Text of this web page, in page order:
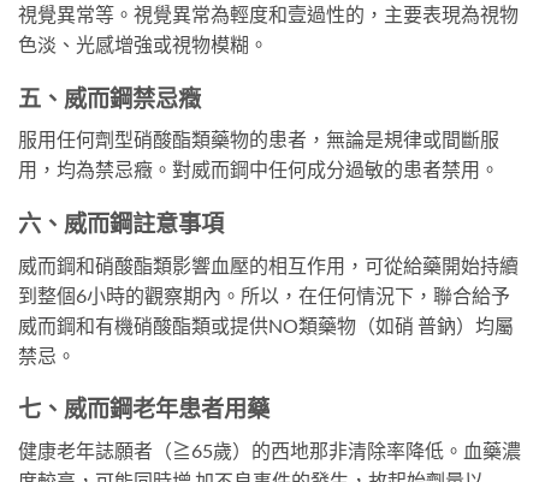
視覺異常等。視覺異常為輕度和壹過性的，主要表現為視物
色淡、光感增強或視物模糊。
五、威而鋼禁忌癥
服用任何劑型硝酸酯類藥物的患者，無論是規律或間斷服
用，均為禁忌癥。對威而鋼中任何成分過敏的患者禁用。
六、威而鋼註意事項
威而鋼和硝酸酯類影響血壓的相互作用，可從給藥開始持續
到整個6小時的觀察期內。所以，在任何情況下，聯合給予
威而鋼和有機硝酸酯類或提供NO類藥物（如硝 普鈉）均屬
禁忌。
七、威而鋼老年患者用藥
健康老年誌願者（≧65歲）的西地那非清除率降低。血藥濃